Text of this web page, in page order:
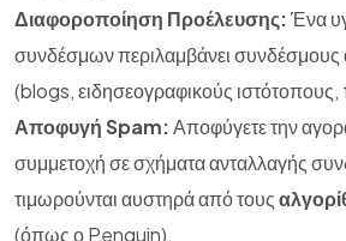
Διαφοροποίηση Προέλευσης:Ένα
συνδέσμων περιλαμβάνει συνδέσμους
(blogs, ειδησεογραφικούς
Αποφυγή Spam:Αποφύγετε την
συμμετοχή σε σχήματα ανταλλαγής
τιμωρούνται αυστηρά από τους
(όπως ο Penguin).